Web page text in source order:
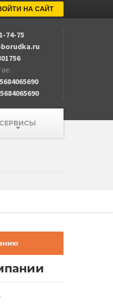
НА САЙТ
74-75
СЕРВИСЫ